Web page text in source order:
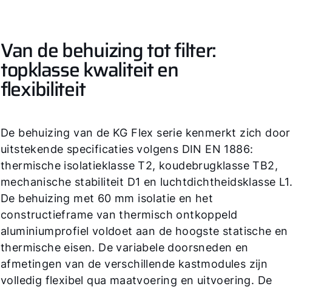
Van de behuizing tot filter:
topklasse kwaliteit en
flexibiliteit
De behuizing van de KG Flex serie kenmerkt zich door
uitstekende specificaties volgens DIN EN 1886:
thermische isolatieklasse T2, koudebrugklasse TB2,
mechanische stabiliteit D1 en luchtdichtheidsklasse L1.
De behuizing met 60 mm isolatie en het
constructieframe van thermisch ontkoppeld
aluminiumprofiel voldoet aan de hoogste statische en
thermische eisen. De variabele doorsneden en
afmetingen van de verschillende kastmodules zijn
volledig flexibel qua maatvoering en uitvoering. De